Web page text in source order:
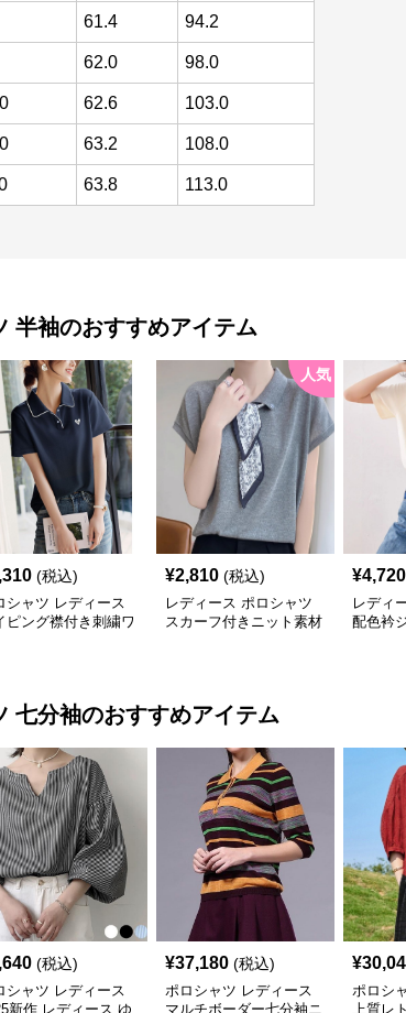
61.4 94.2
62.0 98.0
62.6 103.0
63.2 108.0
63.8 113.0
半袖のおすすめアイテム
(税込)
シャツ レディース
ピング襟付き刺繍ワ
人気
¥2,810 (税込)
レディース ポロシャツ
スカーフ付きニット素材
¥4,720
レディ
配色衿
七分袖のおすすめアイテム
(税込)
シャツ レディース
新作 レディース ゆ
¥37,180 (税込)
ポロシャツ レディース
マルチボーダー七分袖ニ
¥
ポロシ
上質レ